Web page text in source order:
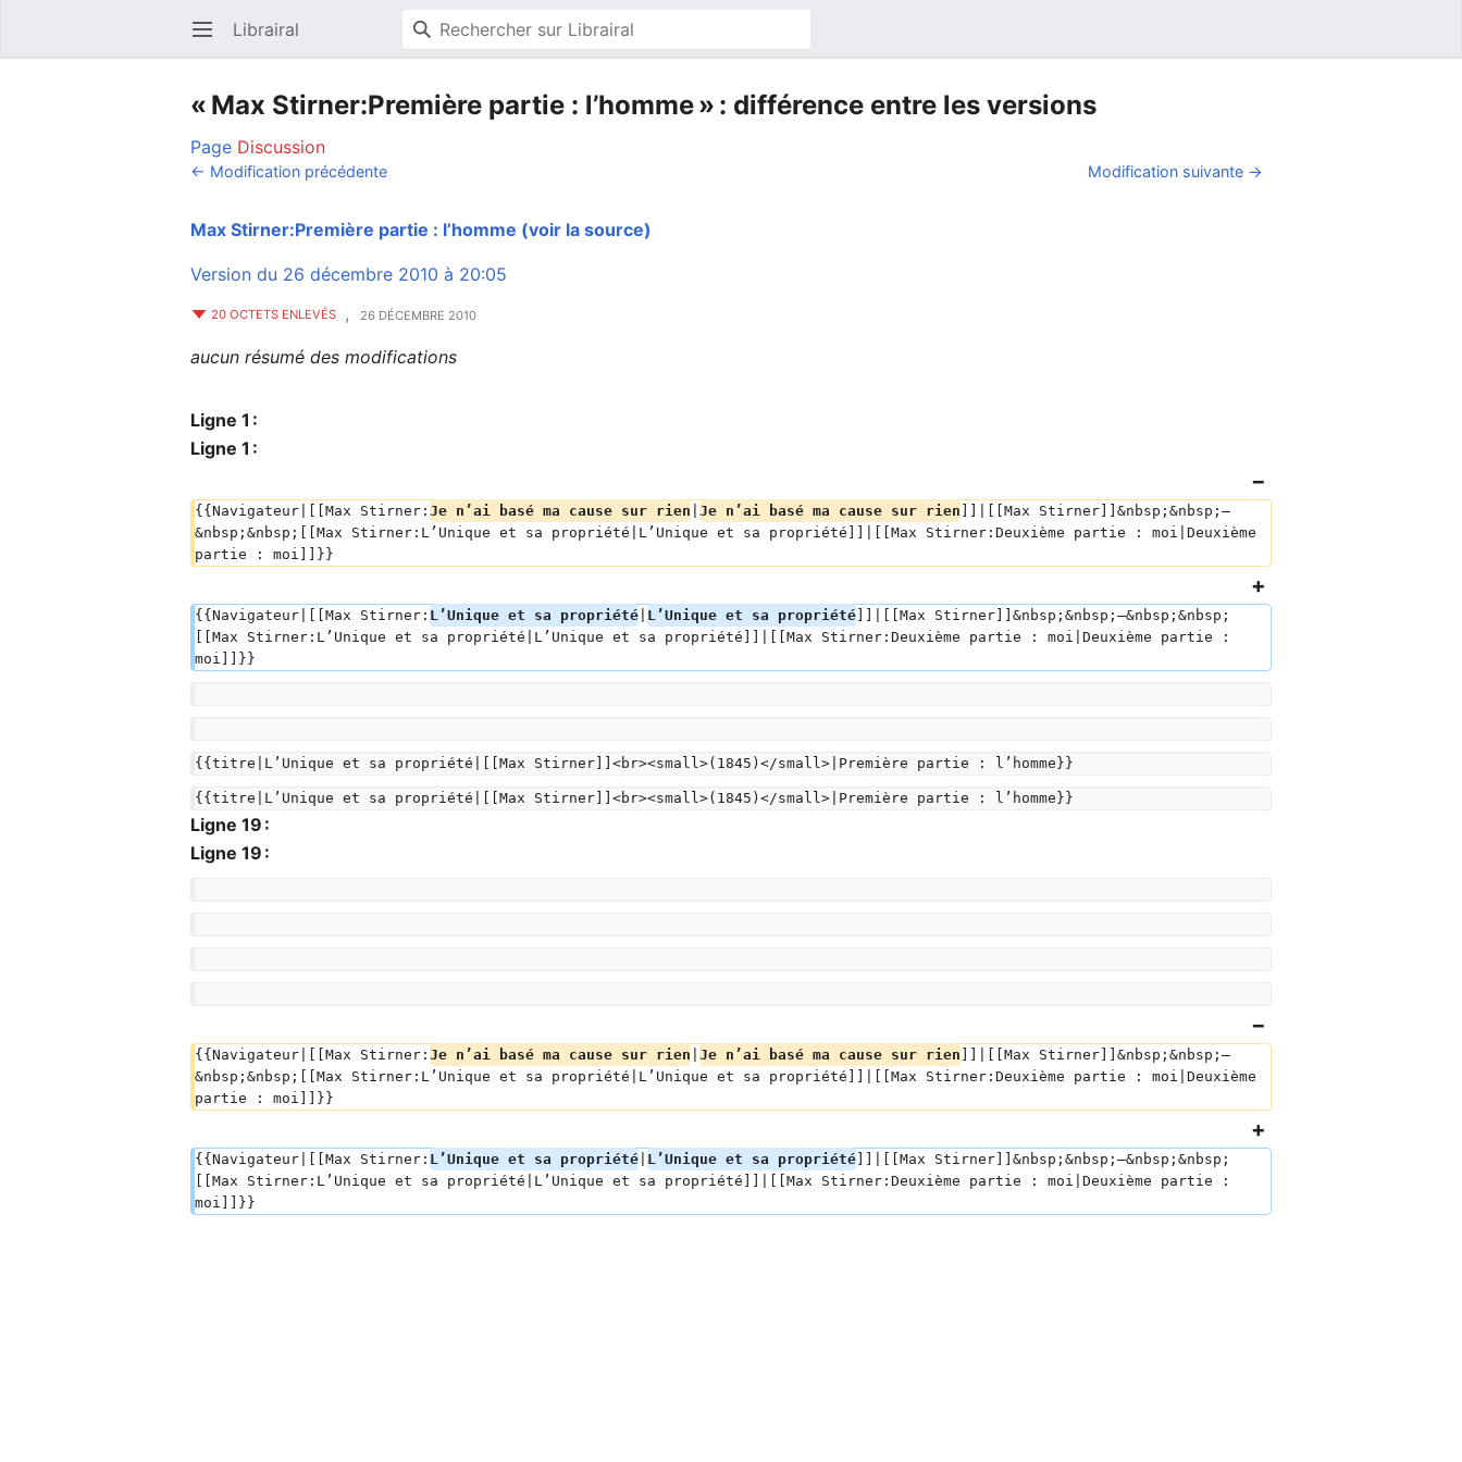
Ouvrir le menu principal Librairal
« Max Stirner:Première partie : l’homme » : différence entre les versions
Page Discussion
← Modification précédente Modification suivante →
Max Stirner:Première partie : l’homme (voir la source)
Version du 26 décembre 2010 à 20:05
20 OCTETS ENLEVÉS , 26 DÉCEMBRE 2010
aucun résumé des modifications
Ligne 1 :
Ligne 1 :
{{Navigateur|[[Max Stirner:Je n’ai basé ma cause sur rien |Je n’ai basé ma cause sur rien ]]|[[Max Stirner]]&nbsp;&nbsp;—
&nbsp;&nbsp;[[Max Stirner:L’Unique et sa propriété|L’Unique et sa propriété]]|[[Max Stirner:Deuxième partie : moi|Deuxième
partie : moi]]}}
{{Navigateur|[[Max Stirner: L’Unique et sa propriété L’Unique et sa propriété ]]|[[Max Stirner]]&nbsp;&nbsp;—&nbsp;&nbsp;
[[Max Stirner:L’Unique et sa propriété|L’Unique et sa propriété]]|[[Max Stirner:Deuxième partie : moi|Deuxième partie :
moi]]}}
{{titre|L’Unique et sa propriété|[[Max Stirner]]<br><small>(1845)</small>|Première partie : l’homme}}
{{titre|L’Unique et sa propriété|[[Max Stirner]]<br><small>(1845)</small>|Première partie : l’homme}}
Ligne 19 :
Ligne 19 :
{{Navigateur|[[Max Stirner:Je n’ai basé ma cause sur rien |Je n’ai basé ma cause sur rien ]]|[[Max Stirner]]&nbsp;&nbsp;—
&nbsp;&nbsp;[[Max Stirner:L’Unique et sa propriété|L’Unique et sa propriété]]|[[Max Stirner:Deuxième partie : moi|Deuxième
partie : moi]]}}
{{Navigateur|[[Max Stirner: L’Unique et sa propriété L’Unique et sa propriété ]]|[[Max Stirner]]&nbsp;&nbsp;—&nbsp;&nbsp;
[[Max Stirner:L’Unique et sa propriété|L’Unique et sa propriété]]|[[Max Stirner:Deuxième partie : moi|Deuxième partie :
moi]]}}